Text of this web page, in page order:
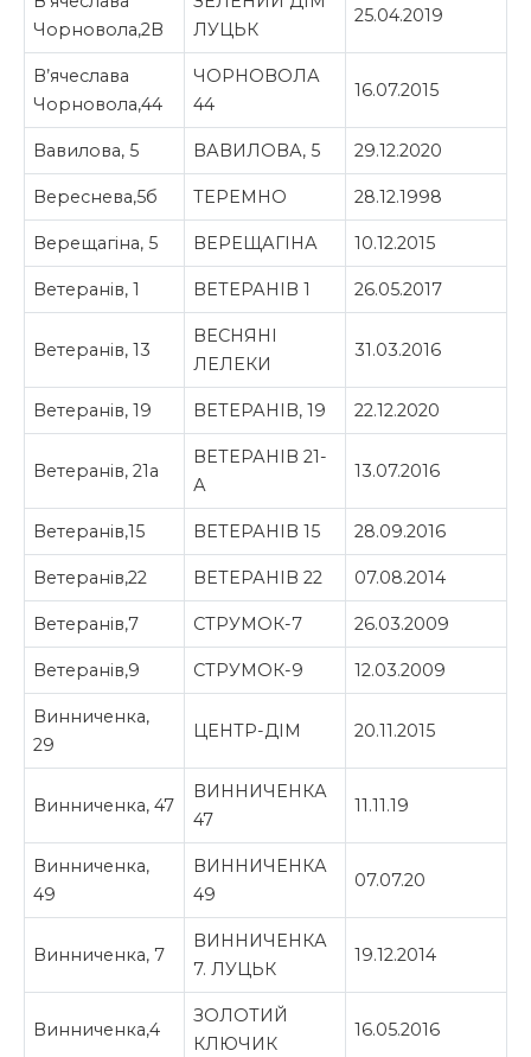
Чорновола,2В
ЛУЦЬК
25.04.2019
В’ячеслава
Чорновола,44
ЧОРНОВОЛА
44
16.07.2015
Вавилова, 5 ВАВИЛОВА, 5 29.12.2020
Вереснева,5б ТЕРЕМНО 28.12.1998
Верещагіна, 5 ВЕРЕЩАГІНА 10.12.2015
Ветеранів, 1 ВЕТЕРАНІВ 1 26.05.2017
Ветеранів, 13
ВЕСНЯНІ
ЛЕЛЕКИ
31.03.2016
Ветеранів, 19 ВЕТЕРАНІВ, 19 22.12.2020
Ветеранів, 21а
ВЕТЕРАНІВ 21-
А
13.07.2016
Ветеранів,15 ВЕТЕРАНІВ 15 28.09.2016
Ветеранів,22 ВЕТЕРАНІВ 22 07.08.2014
Ветеранів,7 СТРУМОК-7 26.03.2009
Ветеранів,9 СТРУМОК-9 12.03.2009
Винниченка,
29
ЦЕНТР-ДІМ 20.11.2015
Винниченка, 47
ВИННИЧЕНКА
47
11.11.19
Винниченка,
49
ВИННИЧЕНКА
49
07.07.20
Винниченка, 7
ВИННИЧЕНКА
7. ЛУЦЬК
19.12.2014
Винниченка,4
ЗОЛОТИЙ
КЛЮЧИК
16.05.2016